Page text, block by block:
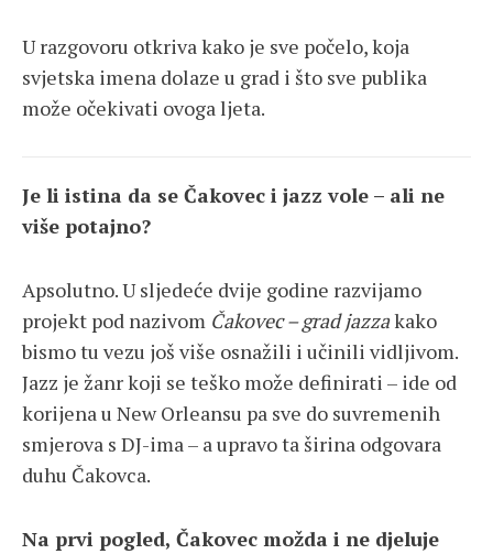
U razgovoru otkriva kako je sve počelo, koja
svjetska imena dolaze u grad i što sve publika
može očekivati ovoga ljeta.
Je li istina da se Čakovec i jazz vole – ali ne
više potajno?
Apsolutno. U sljedeće dvije godine razvijamo
projekt pod nazivom Čakovec – grad jazzakako
bismo tu vezu još više osnažili i učinili vidljivom.
Jazz je žanr koji se teško može definirati – ide od
korijena u New Orleansu pa sve do suvremenih
smjerova s DJ-ima – a upravo ta širina odgovara
duhu Čakovca.
Na prvi pogled, Čakovec možda i ne djeluje